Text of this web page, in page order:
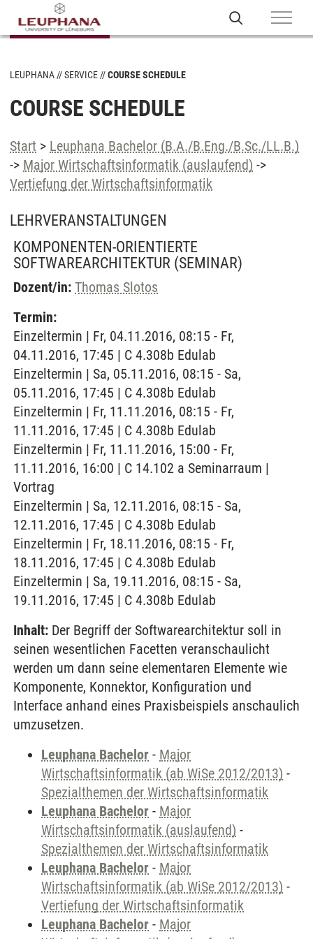
LEUPHANA SERVICE COURSE SCHEDULE
COURSE SCHEDULE
Start > Leuphana Bachelor (B.A./B.Eng./B.Sc./LL.B.)
-> Major Wirtschaftsinformatik (auslaufend) ->
Vertiefung der Wirtschaftsinformatik
LEHRVERANSTALTUNGEN
KOMPONENTEN-ORIENTIERTE
SOFTWAREARCHITEKTUR (SEMINAR)
Dozent/in: Thomas Slotos
Termin:
Einzeltermin | Fr, 04.11.2016, 08:15 - Fr,
04.11.2016, 17:45 | C 4.308b Edulab
Einzeltermin | Sa, 05.11.2016, 08:15 - Sa,
05.11.2016, 17:45 | C 4.308b Edulab
Einzeltermin | Fr, 11.11.2016, 08:15 - Fr,
11.11.2016, 17:45 | C 4.308b Edulab
Einzeltermin | Fr, 11.11.2016, 15:00 - Fr,
11.11.2016, 16:00 | C 14.102 a Seminarraum |
Vortrag
Einzeltermin | Sa, 12.11.2016, 08:15 - Sa,
12.11.2016, 17:45 | C 4.308b Edulab
Einzeltermin | Fr, 18.11.2016, 08:15 - Fr,
18.11.2016, 17:45 | C 4.308b Edulab
Einzeltermin | Sa, 19.11.2016, 08:15 - Sa,
19.11.2016, 17:45 | C 4.308b Edulab
Inhalt: Der Begriff der Softwarearchitektur soll in
seinen wesentlichen Facetten veranschaulicht
werden um dann seine elementaren Elemente wie
Komponente, Konnektor, Konfiguration und
Interface anhand eines Praxisbeispiels anschaulich
umzusetzen.
Leuphana Bachelor - Major
Wirtschaftsinformatik (ab WiSe 2012/2013) -
Spezialthemen der Wirtschaftsinformatik
Leuphana Bachelor - Major
Wirtschaftsinformatik (auslaufend) -
Spezialthemen der Wirtschaftsinformatik
Leuphana Bachelor - Major
Wirtschaftsinformatik (ab WiSe 2012/2013) -
Vertiefung der Wirtschaftsinformatik
Leuphana Bachelor - Major